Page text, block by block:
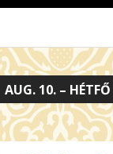
AUG. 10. – HÉTFŐ